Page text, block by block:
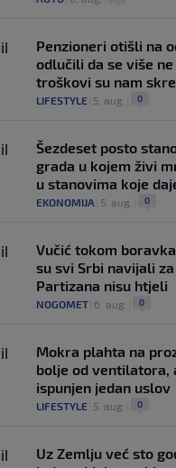
Penzioneri otišli na
odlučili da se više
troškovi su nam
LIFESTYLE 5. aug. 0
Šezdeset posto
grada u kojem živi
u stanovima koje
EKONOMIJA 5. aug. 0
Vučić tokom
su svi Srbi navijali
Partizana nisu htjeli
NOGOMET 6. aug. 0
Mokra plahta na
bolje od ventilatora,
ispunjen jedan uslov
LIFESTYLE 5. aug. 0
Uz Zemlju već sto